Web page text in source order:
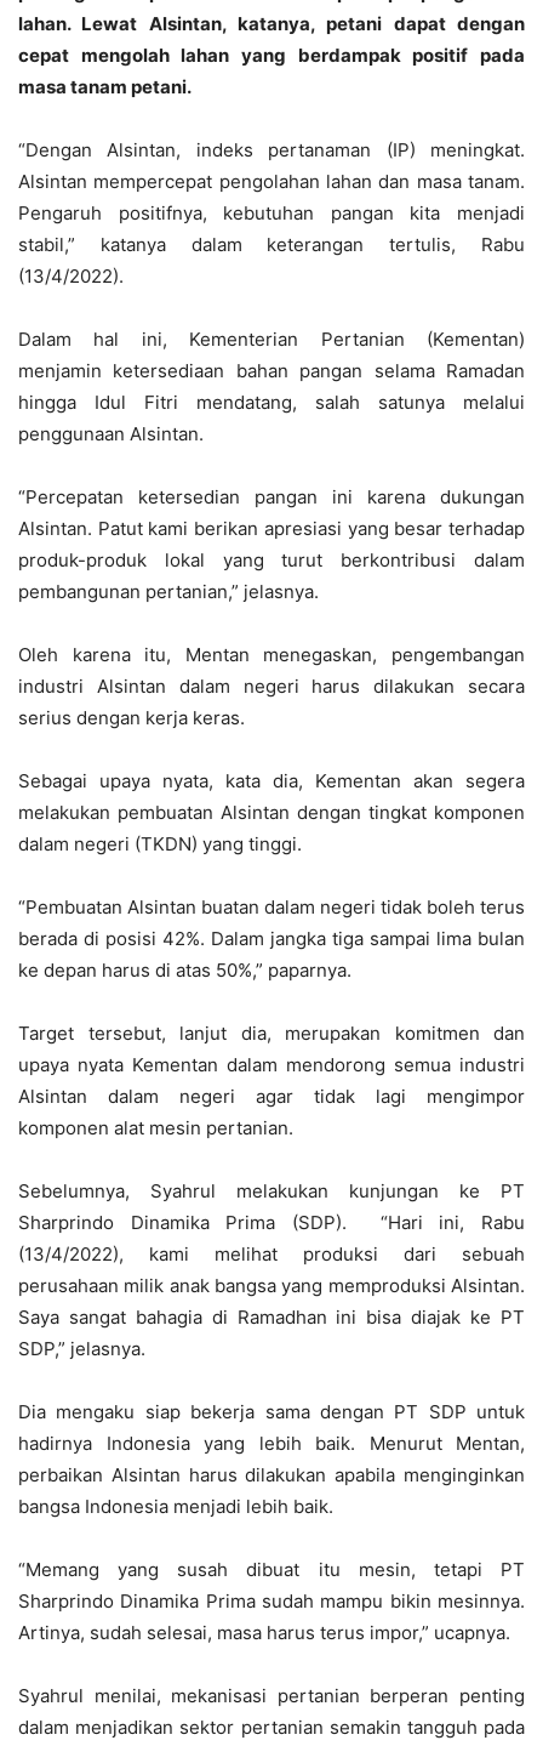
lahan. Lewat Alsintan, katanya, petani dapat dengan
cepat mengolah lahan yang berdampak positif pada
masa tanam petani.
“Dengan Alsintan, indeks pertanaman (IP) meningkat.
Alsintan mempercepat pengolahan lahan dan masa tanam.
Pengaruh positifnya, kebutuhan pangan kita menjadi
stabil,” katanya dalam keterangan tertulis, Rabu
(13/4/2022).
Dalam hal ini, Kementerian Pertanian (Kementan)
menjamin ketersediaan bahan pangan selama Ramadan
hingga Idul Fitri mendatang, salah satunya melalui
penggunaan Alsintan.
“Percepatan ketersedian pangan ini karena dukungan
Alsintan. Patut kami berikan apresiasi yang besar terhadap
produk-produk lokal yang turut berkontribusi dalam
pembangunan pertanian,” jelasnya.
Oleh karena itu, Mentan menegaskan, pengembangan
industri Alsintan dalam negeri harus dilakukan secara
serius dengan kerja keras.
Sebagai upaya nyata, kata dia, Kementan akan segera
melakukan pembuatan Alsintan dengan tingkat komponen
dalam negeri (TKDN) yang tinggi.
“Pembuatan Alsintan buatan dalam negeri tidak boleh terus
berada di posisi 42%. Dalam jangka tiga sampai lima bulan
ke depan harus di atas 50%,” paparnya.
Target tersebut, lanjut dia, merupakan komitmen dan
upaya nyata Kementan dalam mendorong semua industri
Alsintan dalam negeri agar tidak lagi mengimpor
komponen alat mesin pertanian.
Sebelumnya, Syahrul melakukan kunjungan ke PT
Sharprindo Dinamika Prima (SDP). “Hari ini, Rabu
(13/4/2022), kami melihat produksi dari sebuah
perusahaan milik anak bangsa yang memproduksi Alsintan.
Saya sangat bahagia di Ramadhan ini bisa diajak ke PT
SDP,” jelasnya.
Dia mengaku siap bekerja sama dengan PT SDP untuk
hadirnya Indonesia yang lebih baik. Menurut Mentan,
perbaikan Alsintan harus dilakukan apabila menginginkan
bangsa Indonesia menjadi lebih baik.
“Memang yang susah dibuat itu mesin, tetapi PT
Sharprindo Dinamika Prima sudah mampu bikin mesinnya.
Artinya, sudah selesai, masa harus terus impor,” ucapnya.
Syahrul menilai, mekanisasi pertanian berperan penting
dalam menjadikan sektor pertanian semakin tangguh pada